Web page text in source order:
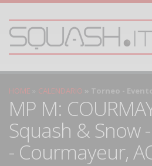
HOME CALENDARIO Torneo -
MP M:
Squash & Snow
- Courmayeur,